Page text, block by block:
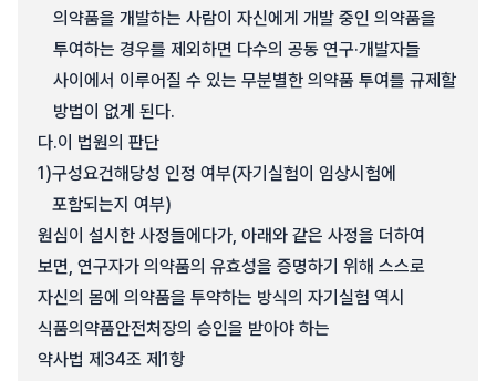
의약품을 개발하는 사람이 자신에게 개발 중인 의약품을
투여하는 경우를 제외하면 다수의 공동 연구·개발자들
사이에서 이루어질 수 있는 무분별한 의약품 투여를 규제할
방법이 없게 된다.
다.이 법원의 판단
1)구성요건해당성 인정 여부(자기실험이 임상시험에
포함되는지 여부)
원심이 설시한 사정들에다가, 아래와 같은 사정을 더하여
보면, 연구자가 의약품의 유효성을 증명하기 위해 스스로
자신의 몸에 의약품을 투약하는 방식의 자기실험 역시
식품의약품안전처장의 승인을 받아야 하는
약사법 제34조 제1항